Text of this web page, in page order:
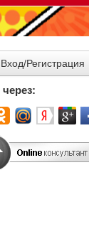
Вход/Регистрация